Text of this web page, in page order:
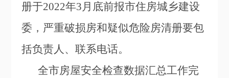
册于2022年3月底前报市住房城乡建设
委，严重破损房和疑似危险房清册要包
括负责人、联系电话。
全市房屋安全检查数据汇总工作完